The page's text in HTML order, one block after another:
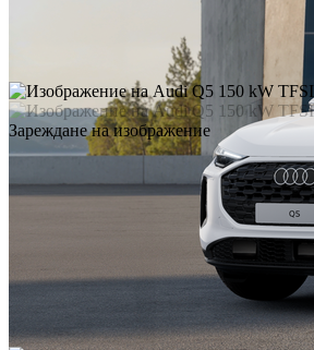
Зареждане на изображение